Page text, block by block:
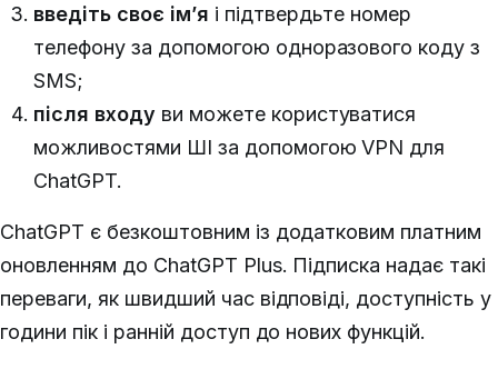
введіть своє ім’я і підтвердьте номер
телефону за допомогою одноразового коду з
SMS;
після входу ви можете користуватися
можливостями ШІ за допомогою VPN для
ChatGPT.
ChatGPT є безкоштовним із додатковим платним
оновленням до ChatGPT Plus. Підписка надає такі
переваги, як швидший час відповіді, доступність у
години пік і ранній доступ до нових функцій.